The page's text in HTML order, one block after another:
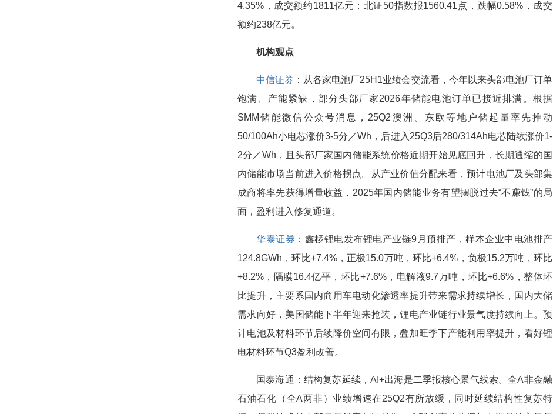
4.35%，成交额约1811亿元；北证50指数报1560.41点，跌幅0.58%，成交
额约238亿元。
机构观点
中信证券 ：从各家电池厂25H1业绩会交流看，今年以来头部电池厂订单
饱满、产能紧缺，部分头部厂家2026年储能电池订单已接近排满。根据
SMM储能微信公众号消息，25Q2澳洲、东欧等地户储起量率先推动
50/100Ah小电芯涨价3-5分／Wh，后进入25Q3后280/314Ah电芯陆续涨价1-
2分／Wh，且头部厂家国内储能系统价格近期开始见底回升，长期通缩的国
内储能市场当前进入价格拐点。从产业价值分配来看，预计电池厂及头部集
成商将率先获得增量收益，2025年国内储能业务有望摆脱过去“不赚钱”的局
面，盈利进入修复通道。
华泰证券 ：鑫椤锂电发布锂电产业链9月预排产，样本企业中电池排产
124.8GWh，环比+7.4%，正极15.0万吨，环比+6.4%，负极15.2万吨，环比
+8.2%，隔膜16.4亿平，环比+7.6%，电解液9.7万吨，环比+6.6%，整体环
比提升，主要系国内商用车电动化渗透率提升带来需求持续增长，国内大储
需求向好，美国储能下半年迎来抢装，锂电产业链行业景气度持续向上。预
计电池及材料环节后续降价空间有限，叠加旺季下产能利用率提升，看好锂
电材料环节Q3盈利改善。
国泰海通：结构复苏延续，AI+出海是二季报核心景气线索。全A非金融
石油石化（全A两非）业绩增速在25Q2有所放缓，同时延续结构性复苏特